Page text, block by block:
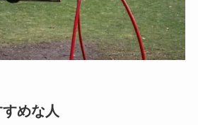
めな人